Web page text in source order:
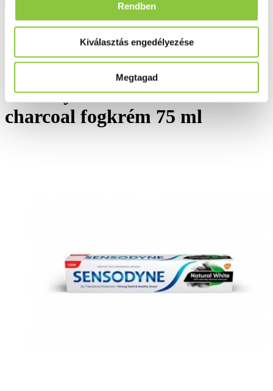
Rendben
Kiválasztás engedélyezése
Megtagad
Ajánlataink
Sensodyne natural white charcoal fogkrém 75 ml
Sensodyne natural white
charcoal fogkrém 75 ml